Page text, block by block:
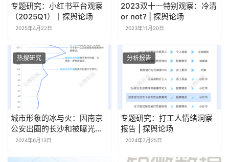
专题研究：小红书平台观察
（2025Q1）｜探舆论场
2025年4月22日
2023双十一特别观察：冷清
or not? | 探舆论场
2023年11月20日
热搜研究
城市形象的冰与火：因南京
公安出圈的长沙和被曝光的
厦门和三亚｜舆论场微观察
2024年6月13日
分析报告
专题研究：打工人情绪洞察
报告 | 探舆论场
2024年7月25日